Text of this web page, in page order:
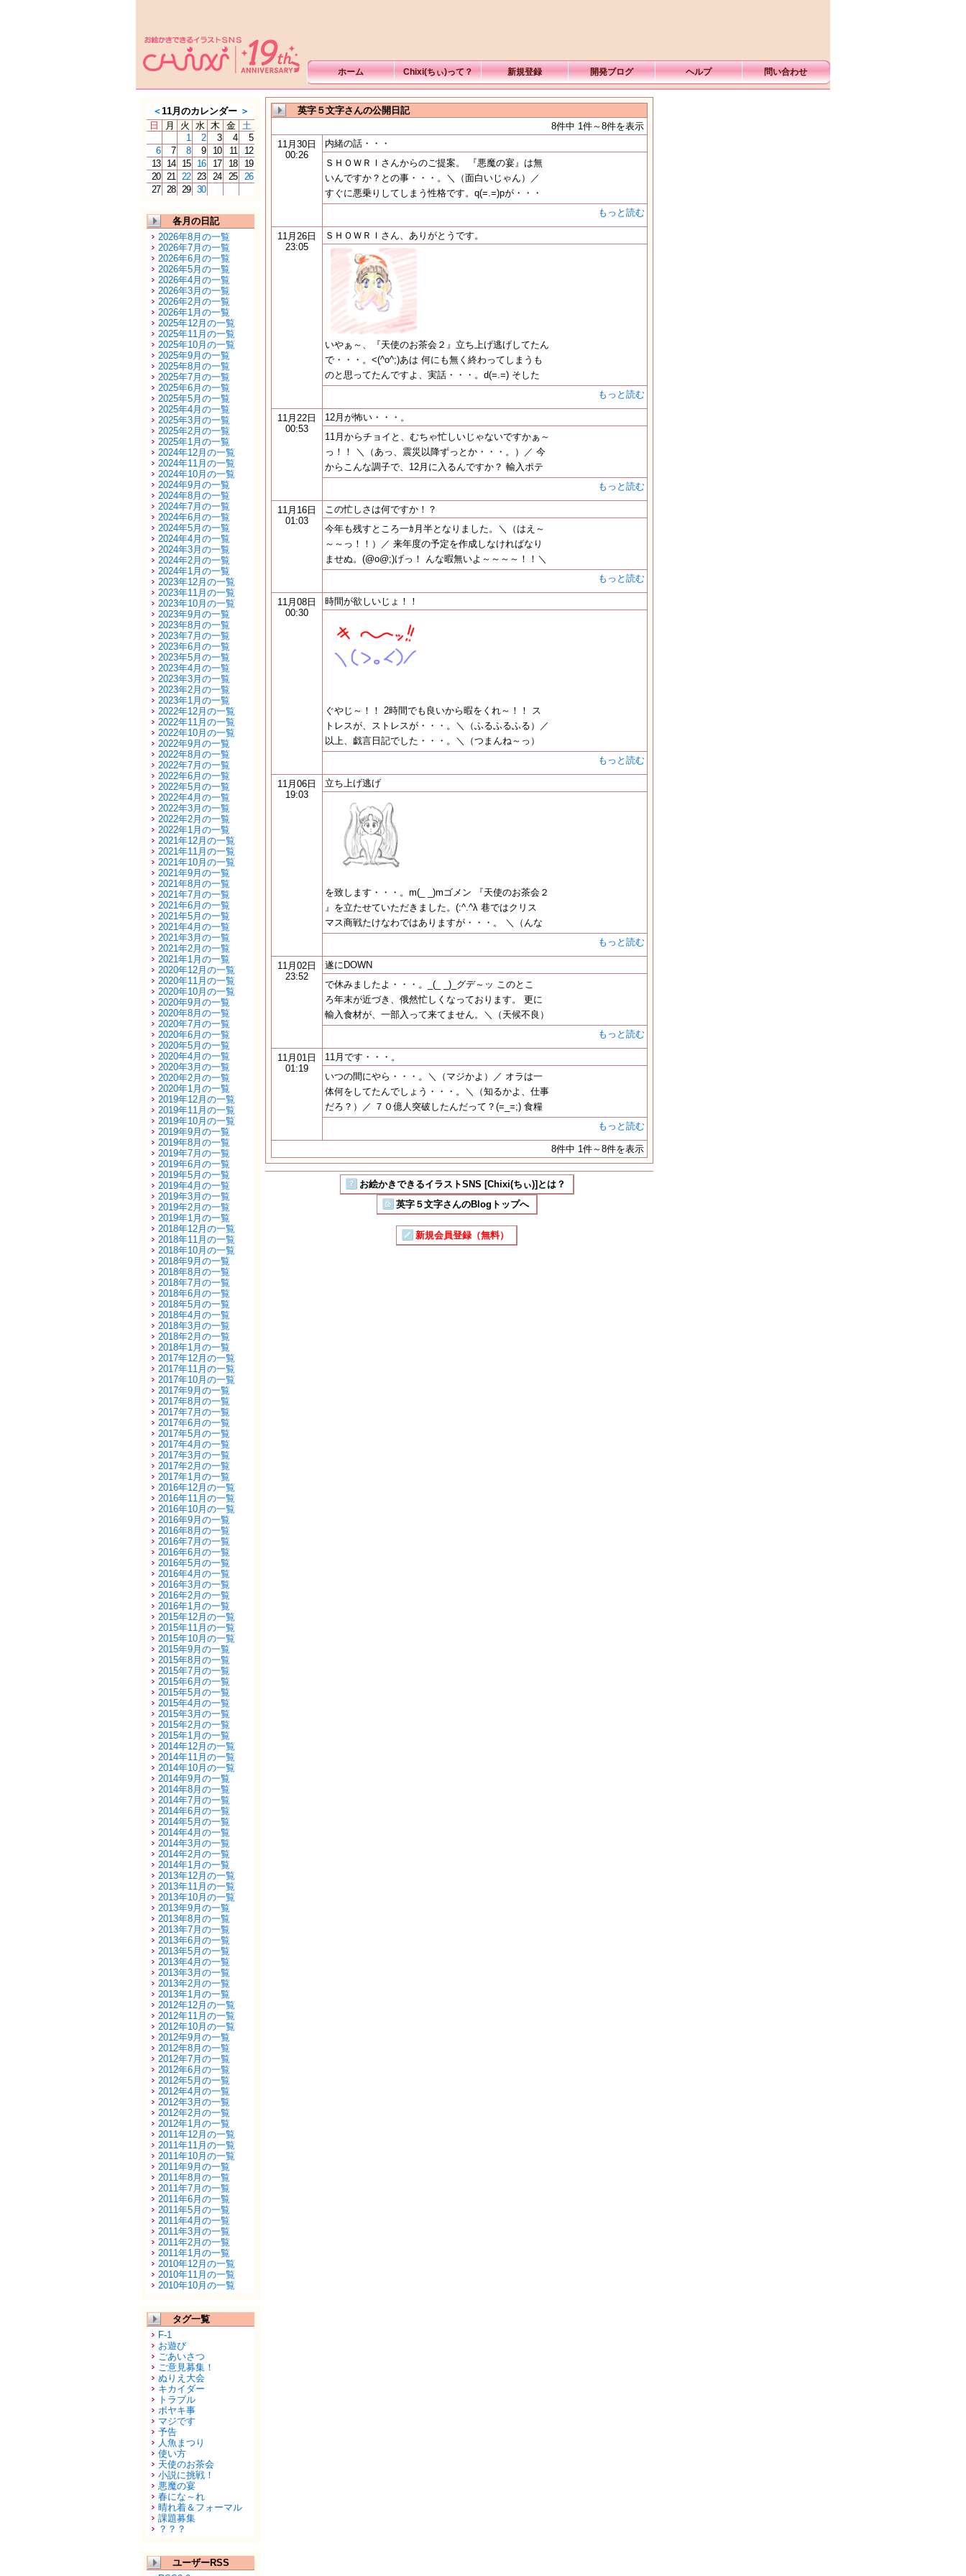
ホーム Chixi(ちぃ)って？ 新規登録 開発ブログ ヘルプ 問い合わせ
＜11月のカレンダー ＞
日
月 火 水 木 金 土
1
2 3 4
5
6
7 8 9 10 11
12
13
14 15 16 17 18
19
20 21 22 23 24 25
26
27 28 29 30
各月の日記
2026年8月の一覧
2026年7月の一覧
2026年6月の一覧
2026年5月の一覧
2026年4月の一覧
2026年3月の一覧
2026年2月の一覧
2026年1月の一覧
2025年12月の一覧
2025年11月の一覧
2025年10月の一覧
2025年9月の一覧
2025年8月の一覧
2025年7月の一覧
2025年6月の一覧
2025年5月の一覧
2025年4月の一覧
2025年3月の一覧
2025年2月の一覧
2025年1月の一覧
2024年12月の一覧
2024年11月の一覧
2024年10月の一覧
2024年9月の一覧
2024年8月の一覧
2024年7月の一覧
2024年6月の一覧
2024年5月の一覧
2024年4月の一覧
2024年3月の一覧
2024年2月の一覧
2024年1月の一覧
2023年12月の一覧
2023年11月の一覧
2023年10月の一覧
2023年9月の一覧
2023年8月の一覧
2023年7月の一覧
2023年6月の一覧
2023年5月の一覧
2023年4月の一覧
2023年3月の一覧
2023年2月の一覧
2023年1月の一覧
2022年12月の一覧
2022年11月の一覧
2022年10月の一覧
2022年9月の一覧
2022年8月の一覧
2022年7月の一覧
2022年6月の一覧
2022年5月の一覧
2022年4月の一覧
2022年3月の一覧
2022年2月の一覧
2022年1月の一覧
2021年12月の一覧
2021年11月の一覧
2021年10月の一覧
2021年9月の一覧
2021年8月の一覧
2021年7月の一覧
2021年6月の一覧
2021年5月の一覧
2021年4月の一覧
2021年3月の一覧
2021年2月の一覧
2021年1月の一覧
2020年12月の一覧
2020年11月の一覧
2020年10月の一覧
2020年9月の一覧
2020年8月の一覧
2020年7月の一覧
2020年6月の一覧
2020年5月の一覧
2020年4月の一覧
2020年3月の一覧
2020年2月の一覧
2020年1月の一覧
2019年12月の一覧
2019年11月の一覧
2019年10月の一覧
2019年9月の一覧
2019年8月の一覧
2019年7月の一覧
2019年6月の一覧
2019年5月の一覧
2019年4月の一覧
2019年3月の一覧
2019年2月の一覧
2019年1月の一覧
2018年12月の一覧
2018年11月の一覧
2018年10月の一覧
2018年9月の一覧
2018年8月の一覧
2018年7月の一覧
2018年6月の一覧
2018年5月の一覧
2018年4月の一覧
2018年3月の一覧
2018年2月の一覧
2018年1月の一覧
2017年12月の一覧
2017年11月の一覧
2017年10月の一覧
2017年9月の一覧
2017年8月の一覧
2017年7月の一覧
2017年6月の一覧
2017年5月の一覧
2017年4月の一覧
2017年3月の一覧
2017年2月の一覧
2017年1月の一覧
2016年12月の一覧
2016年11月の一覧
2016年10月の一覧
2016年9月の一覧
2016年8月の一覧
2016年7月の一覧
2016年6月の一覧
2016年5月の一覧
2016年4月の一覧
2016年3月の一覧
2016年2月の一覧
2016年1月の一覧
2015年12月の一覧
2015年11月の一覧
2015年10月の一覧
2015年9月の一覧
2015年8月の一覧
2015年7月の一覧
2015年6月の一覧
2015年5月の一覧
2015年4月の一覧
2015年3月の一覧
2015年2月の一覧
2015年1月の一覧
2014年12月の一覧
2014年11月の一覧
2014年10月の一覧
2014年9月の一覧
2014年8月の一覧
2014年7月の一覧
2014年6月の一覧
2014年5月の一覧
2014年4月の一覧
2014年3月の一覧
2014年2月の一覧
2014年1月の一覧
2013年12月の一覧
2013年11月の一覧
2013年10月の一覧
2013年9月の一覧
2013年8月の一覧
2013年7月の一覧
2013年6月の一覧
2013年5月の一覧
2013年4月の一覧
2013年3月の一覧
2013年2月の一覧
2013年1月の一覧
2012年12月の一覧
2012年11月の一覧
2012年10月の一覧
2012年9月の一覧
2012年8月の一覧
2012年7月の一覧
2012年6月の一覧
2012年5月の一覧
2012年4月の一覧
2012年3月の一覧
2012年2月の一覧
2012年1月の一覧
2011年12月の一覧
2011年11月の一覧
2011年10月の一覧
2011年9月の一覧
2011年8月の一覧
2011年7月の一覧
2011年6月の一覧
2011年5月の一覧
2011年4月の一覧
2011年3月の一覧
2011年2月の一覧
2011年1月の一覧
2010年12月の一覧
2010年11月の一覧
2010年10月の一覧
タグ一覧
F-1
お遊び
ごあいさつ
ご意見募集！
ぬりえ大会
キカイダー
トラブル
ボヤキ事
マジです
予告
人魚まつり
使い方
天使のお茶会
小説に挑戦！
悪魔の宴
春にな～れ
晴れ着＆フォーマル
課題募集
？？？
ユーザーRSS
英字５文字さんの公開日記
8件中 1件～8件を表示
11月30日
00:26
内緒の話・・・
ＳＨＯＷＲＩさんからのご提案。 『悪魔の宴』は無
いんですか？との事・・・。＼（面白いじゃん）／
すぐに悪乗りしてしまう性格です。q(=.=)pが・・・
もっと読む
11月26日
23:05
ＳＨＯＷＲＩさん、ありがとうです。
いやぁ～、『天使のお茶会２』立ち上げ逃げしてたん
で・・・。<(^o^;)あは 何にも無く終わってしまうも
のと思ってたんですよ、実話・・・。d(=.=) そした
もっと読む
11月22日
00:53
12月が怖い・・・。
11月からチョイと、むちゃ忙しいじゃないですかぁ～
っ！！ ＼（あっ、震災以降ずっとか・・・。）／ 今
からこんな調子で、12月に入るんですか？ 輸入ポテ
もっと読む
11月16日
01:03
この忙しさは何ですか！？
今年も残すところ一ｶ月半となりました。＼（はえ～
～～っ！！）／ 来年度の予定を作成しなければなり
ませぬ。(@o@;)げっ！ んな暇無いよ～～～～！！＼
もっと読む
11月08日
00:30
時間が欲しいじょ！！
ぐやじ～！！ 2時間でも良いから暇をくれ～！！ ス
トレスが、ストレスが・・・。＼（ふるふるふる）／
以上、戯言日記でした・・・。＼（つまんね～っ）
もっと読む
11月06日
19:03
立ち上げ逃げ
を致します・・・。m(_ _)mゴメン 『天使のお茶会２
』を立たせていただきました。(:^.^λ 巷ではクリス
マス商戦たけなわではありますが・・・。 ＼（んな
もっと読む
11月02日
23:52
遂にDOWN
で休みましたよ・・・。_(_ _)_グデ～ッ このとこ
ろ年末が近づき、俄然忙しくなっております。 更に
輸入食材が、一部入って来てません。＼（天候不良）
もっと読む
11月01日
01:19
11月です・・・。
いつの間にやら・・・。＼（マジかよ）／ オラは一
体何をしてたんでしょう・・・。＼（知るかよ、仕事
だろ？）／ ７０億人突破したんだって？(=_=;) 食糧
もっと読む
8件中 1件～8件を表示
お絵かきできるイラストSNS [Chixi(ちぃ)]とは？
英字５文字さんのBlogトップへ
新規会員登録（無料）